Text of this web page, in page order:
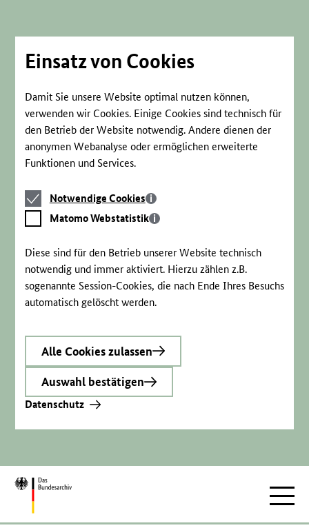
Einsatz von Cookies
Damit Sie unsere Website optimal nutzen können,
verwenden wir Cookies. Einige Cookies sind technisch für
den Betrieb der Website notwendig. Andere dienen der
anonymen Webanalyse oder ermöglichen erweiterte
Funktionen und Services.
Notwendige
Cookies
Notwendige Cookies
Matomo
Webstatistik
Matomo Webstatistik
Diese sind für den Betrieb unserer Website technisch
notwendig und immer aktiviert. Hierzu zählen z.B.
sogenannte Session-Cookies, die nach Ende Ihres Besuchs
automatisch gelöscht werden.
Alle Cookies zulassen
Auswahl bestätigen
Datenschutz
Zur